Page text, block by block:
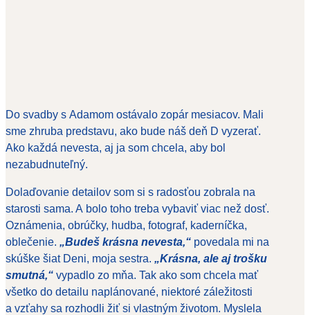
Do svadby s Adamom ostávalo zopár mesiacov. Mali
sme zhruba predstavu, ako bude náš deň D vyzerať.
Ako každá nevesta, aj ja som chcela, aby bol
nezabudnuteľný.
Dolaďovanie detailov som si s radosťou zobrala na
starosti sama. A bolo toho treba vybaviť viac než dosť.
Oznámenia, obrúčky, hudba, fotograf, kaderníčka,
oblečenie. „Budeš krásna nevesta,“ povedala mi na
skúške šiat Deni, moja sestra. „Krásna, ale aj trošku
smutná,“ vypadlo zo mňa. Tak ako som chcela mať
všetko do detailu naplánované, niektoré záležitosti
a vzťahy sa rozhodli žiť si vlastným životom. Myslela